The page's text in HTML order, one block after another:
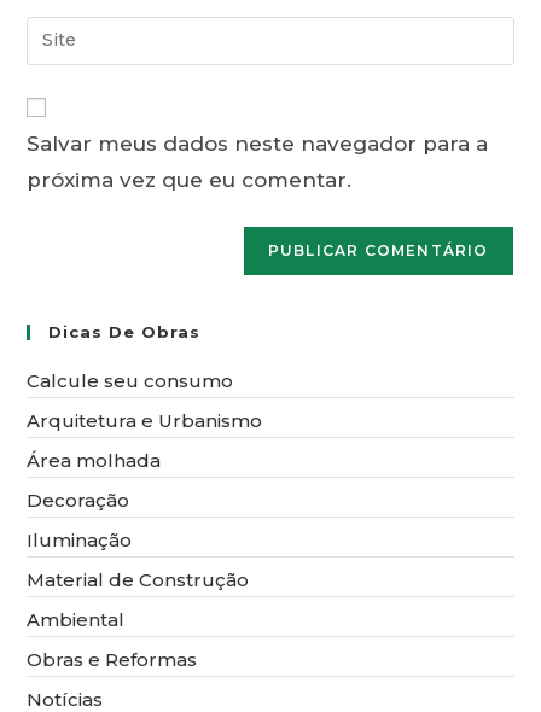
de
usuário
para
endereço
de
para
comentar
Digite
o
do
seu
site
Salvar meus dados neste navegador para a
próxima vez que eu comentar.
Dicas De Obras
Calcule seu consumo
Arquitetura e Urbanismo
Área molhada
Decoração
Iluminação
Material de Construção
Ambiental
Obras e Reformas
Notícias